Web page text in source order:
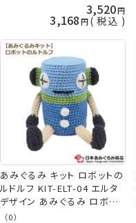
3,520
3,168 税込
あみぐるみ キット ロボットの
ルドルフ KIT-ELT-04 エルタ
デザイン あみぐるみ ロボット
手芸キット 日本あみぐるみ協
（0）